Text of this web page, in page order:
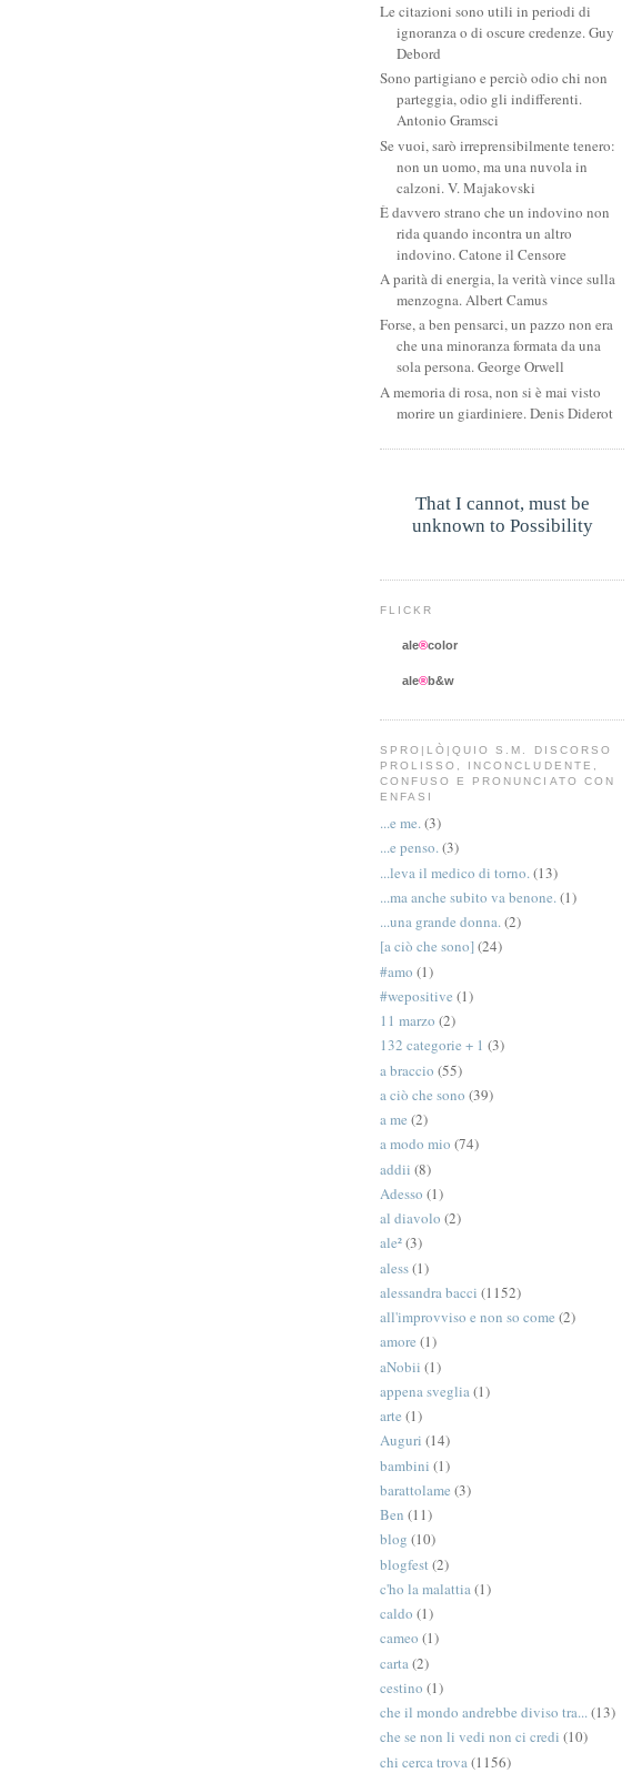
Le citazioni sono utili in periodi di
ignoranza o di oscure credenze. Guy
Debord
Sono partigiano e perciò odio chi non
parteggia, odio gli indifferenti.
Antonio Gramsci
Se vuoi, sarò irreprensibilmente tenero:
non un uomo, ma una nuvola in
calzoni. V. Majakovski
È davvero strano che un indovino non
rida quando incontra un altro
indovino. Catone il Censore
A parità di energia, la verità vince sulla
menzogna. Albert Camus
Forse, a ben pensarci, un pazzo non era
che una minoranza formata da una
sola persona. George Orwell
A memoria di rosa, non si è mai visto
morire un giardiniere. Denis Diderot
That I cannot, must be
unknown to Possibility
FLICKR
ale®color
ale®b&w
SPRO|LÒ|QUIO S.M. DISCORSO
PROLISSO, INCONCLUDENTE,
CONFUSO E PRONUNCIATO CON
ENFASI
...e me.(3)
...e penso.(3)
...leva il medico di torno.(13)
...ma anche subito va benone.(1)
...una grande donna.(2)
[a ciò che sono] (24)
#amo (1)
#wepositive (1)
11 marzo (2)
132 categorie + 1 (3)
a braccio (55)
a ciò che sono (39)
a me (2)
a modo mio (74)
addii (8)
Adesso (1)
al diavolo (2)
ale²(3)
aless(1)
alessandra bacci (1152)
all'improvviso e non so come (2)
amore (1)
aNobii (1)
appena sveglia(1)
arte (1)
Auguri (14)
bambini (1)
barattolame (3)
Ben (11)
blog (10)
blogfest (2)
c'ho la malattia(1)
caldo (1)
cameo (1)
carta(2)
cestino (1)
che il mondo andrebbe diviso tra...(13)
che se non li vedi non ci credi (10)
chi cerca trova(1156)